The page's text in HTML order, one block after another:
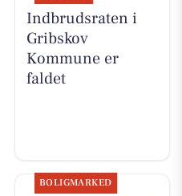
Indbrudsraten i
Gribskov
Kommune er
faldet
BOLIGMARKED